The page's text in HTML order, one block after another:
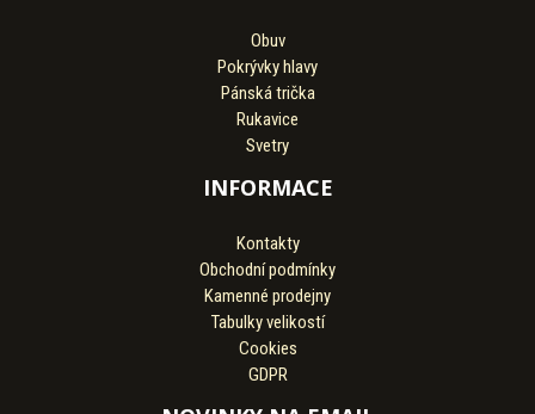
Obuv
Pokrývky hlavy
Pánská trička
Rukavice
Svetry
INFORMACE
Kontakty
Obchodní podmínky
Kamenné prodejny
Tabulky velikostí
Cookies
GDPR